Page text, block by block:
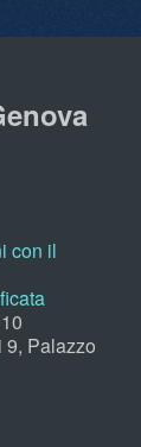
con il
9, Palazzo